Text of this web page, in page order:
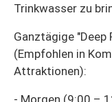
Trinkwasser zu
Ganztägige
(Empfohlen in
Attraktionen):
- Morgen (9:00 –